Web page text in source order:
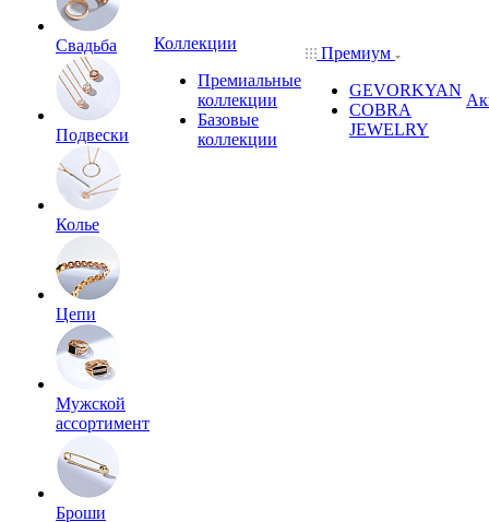
Свадьба
Подвески
Колье
Цепи
Мужской
ассортимент
Броши
Коллекции
Премиальные
коллекции
Базовые
коллекции
Премиум
GEVORKYAN
COBRA
JEWELRY